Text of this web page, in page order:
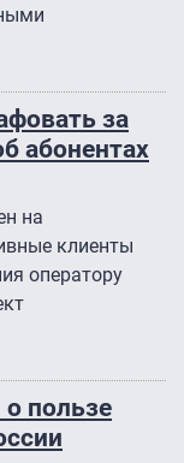
за
абонентах
на
клиенты
оператору
пользе